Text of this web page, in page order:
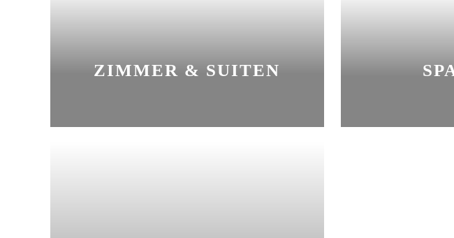
ZIMMER & SUITEN